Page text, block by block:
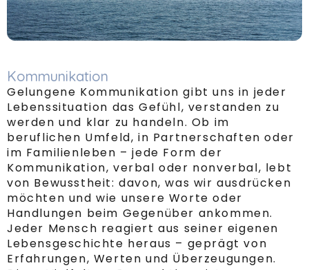
Kommunikation
Gelungene Kommunikation gibt uns in jeder
Lebenssituation das Gefühl, verstanden zu
werden und klar zu handeln. Ob im
beruflichen Umfeld, in Partnerschaften oder
im Familienleben – jede Form der
Kommunikation, verbal oder nonverbal, lebt
von Bewusstheit: davon, was wir ausdrücken
möchten und wie unsere Worte oder
Handlungen beim Gegenüber ankommen.
Jeder Mensch reagiert aus seiner eigenen
Lebensgeschichte heraus – geprägt von
Erfahrungen, Werten und Überzeugungen.